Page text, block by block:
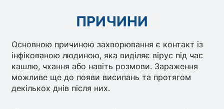
ПРИЧИНИ
Основною причиною захворювання є контакт із
інфікованою людиною, яка виділяє вірус під час
кашлю, чхання або навіть розмови. Зараження
можливе ще до появи висипань та протягом
декількох днів після них.